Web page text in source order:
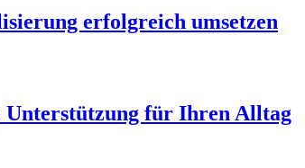
erfolgreich umsetzen
Unterstützung für Ihren Alltag